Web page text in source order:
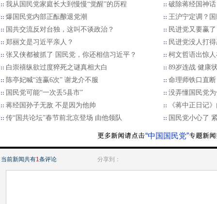
我从国民党家庭长大到慢慢“觉醒”的历程
破除蒋经国神
爆国民党内部正酝酿退党潮
王沪宁定调？
国共交流反对台独，这叫不谈政治？
民进党又要赢
郑丽文是习近平亲人？
民进党没人打
张又侠都被抓了 国民党，你还相信习近平？
柯文哲语出惊
白崇禧纵欲过度猝死之谜真相大白
89岁连战 健康
陈亭妃喊“连赢6次” 谢龙介不服
命理师铁口直断
国民党可能“一次丢5县市”
没弄懂国民党
蒋经国孙子无敌 不是因为他帅
《蒋中正日记
传“国共论坛”春节前北京登场 由他领队
国民党小心了
“中国国民党”
当前新闻共有1条评论 分享到：